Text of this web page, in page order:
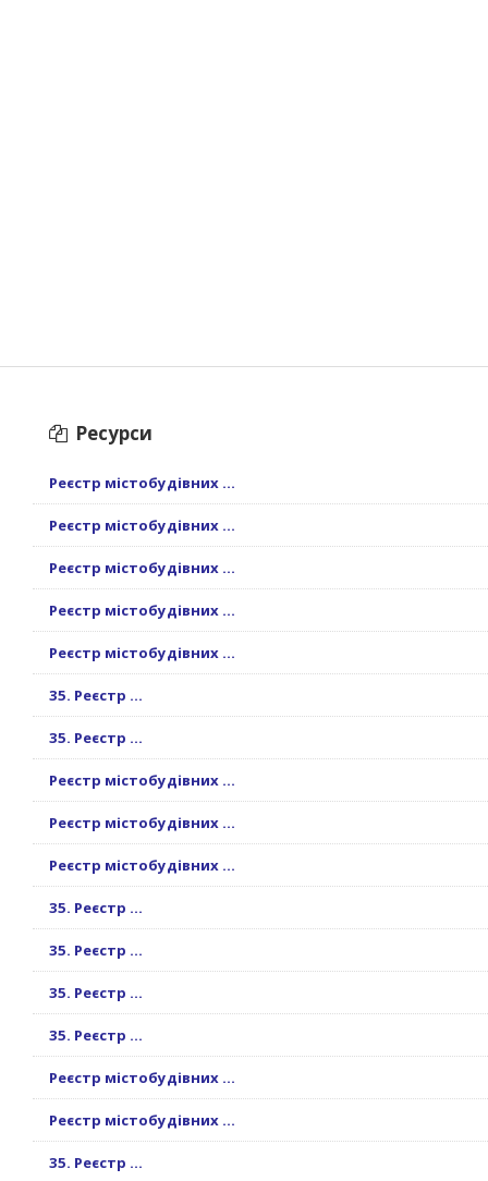
Ресурси
Реєстр містобудівних ...
Реєстр містобудівних ...
Реєстр містобудівних ...
Реєстр містобудівних ...
Реєстр містобудівних ...
35. Реєстр ...
35. Реєстр ...
Реєстр містобудівних ...
Реєстр містобудівних ...
Реєстр містобудівних ...
35. Реєстр ...
35. Реєстр ...
35. Реєстр ...
35. Реєстр ...
Реєстр містобудівних ...
Реєстр містобудівних ...
35. Реєстр ...